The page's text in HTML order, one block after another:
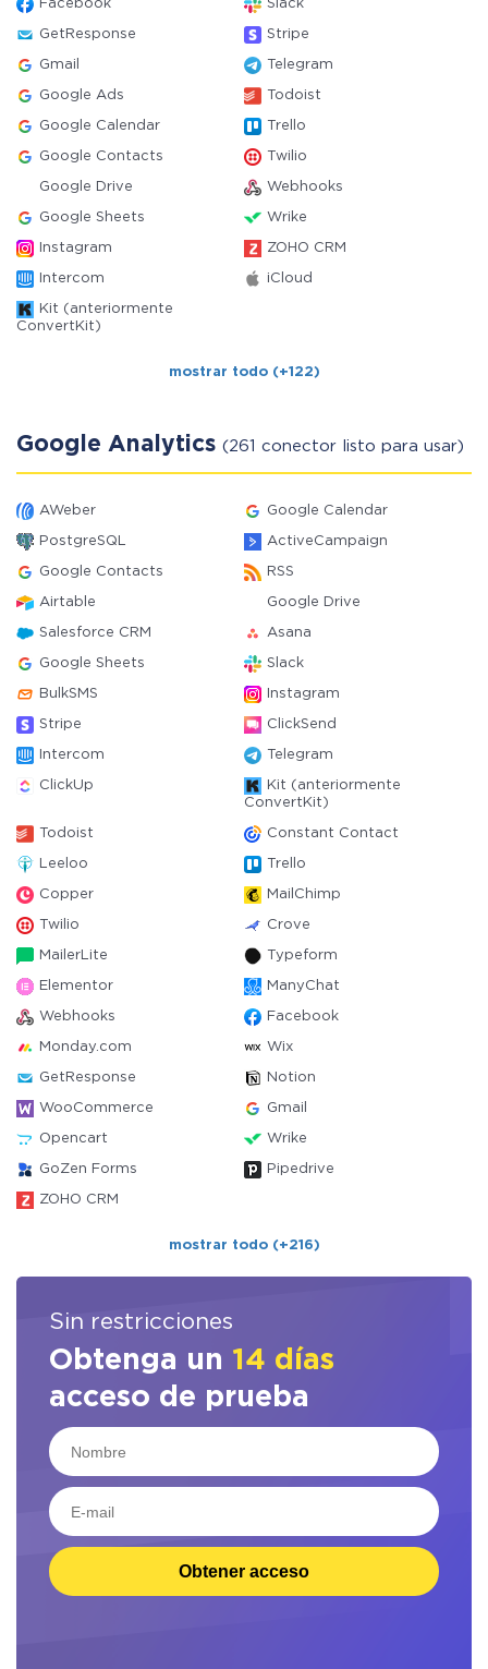
Facebook Slack
GetResponse Stripe
Gmail Telegram
Google Ads Todoist
Google Calendar Trello
Google Contacts Twilio
Google Drive Webhooks
Google Sheets Wrike
Instagram ZOHO CRM
Intercom iCloud
Kit (anteriormente
ConvertKit)
mostrar todo (+122)
Google Analytics (261 conector listo para usar)
AWeber Google Calendar
PostgreSQL ActiveCampaign
Google Contacts RSS
Airtable Google Drive
Salesforce CRM Asana
Google Sheets Slack
BulkSMS Instagram
Stripe ClickSend
Intercom Telegram
ClickUp
Kit (anteriormente
ConvertKit)
Todoist Constant Contact
Leeloo Trello
Copper MailChimp
Twilio Crove
MailerLite Typeform
Elementor ManyChat
Webhooks Facebook
Monday.com Wix
GetResponse Notion
WooCommerce Gmail
Opencart Wrike
GoZen Forms Pipedrive
ZOHO CRM
mostrar todo (+216)
Sin restricciones
Obtenga un 14 días
acceso de prueba
Obtener acceso